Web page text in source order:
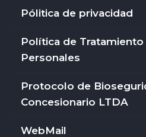
Pólitica de privacidad
Política de
Personales
Protocolo de
Concesionario LTDA
WebMail